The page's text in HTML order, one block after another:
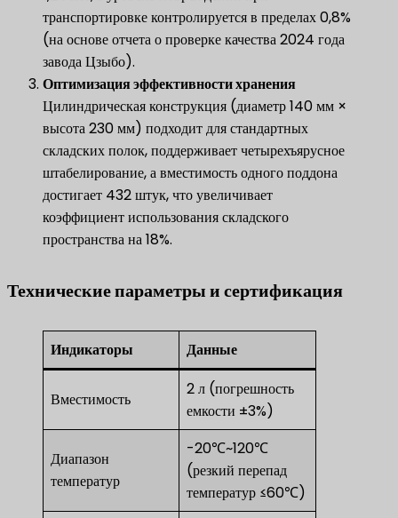
транспортировке контролируется в пределах 0,8%
(на основе отчета о проверке качества 2024 года
завода Цзыбо).
Оптимизация эффективности хранения
Цилиндрическая конструкция (диаметр 140 мм ×
высота 230 мм) подходит для стандартных
складских полок, поддерживает четырехъярусное
штабелирование, а вместимость одного поддона
достигает 432 штук, что увеличивает
коэффициент использования складского
пространства на 18%.
Технические параметры и сертификация
Индикаторы Данные
Вместимость
2 л (погрешность
емкости ±3%)
Диапазон
температур
-20℃~120℃
(резкий перепад
температур ≤60℃)